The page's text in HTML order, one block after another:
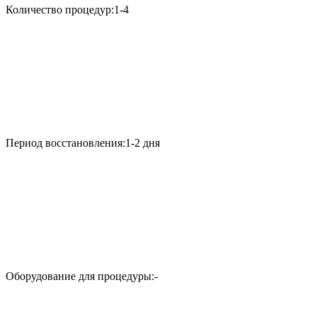
Количество процедур:1-4
Период восстановления:1-2 дня
Оборудование для процедуры:-